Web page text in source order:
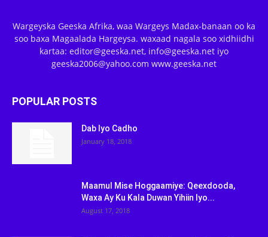
Wargeyska Geeska Afrika, waa Wargeys Madax-banaan oo ka
soo baxa Magaalada Hargeysa. waxaad nagala soo xidhiidhi
kartaa: editor@geeska.net, info@geeska.net iyo
geeska2006@yahoo.com www.geeska.net
POPULAR POSTS
Dab Iyo Cadho
January 18, 2018
Maamul Mise Hoggaamiye: Qeexdooda,
Waxa Ay Ku Kala Duwan Yihiin Iyo...
August 17, 2018